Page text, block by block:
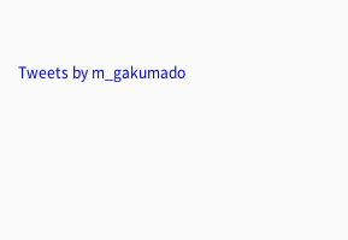
Tweets by m_gakumado